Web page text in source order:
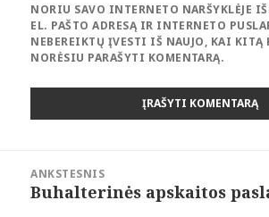
NORIU SAVO INTERNETO NARŠYKLĖJE
EL. PAŠTO ADRESĄ IR INTERNETO
NEBEREIKTŲ ĮVESTI IŠ NAUJO, KAI KITĄ
NORĖSIU PARAŠYTI KOMENTARĄ.
įrašų
ANKSTESNIS
Ankstesnis
Buhalterinės apskaitos